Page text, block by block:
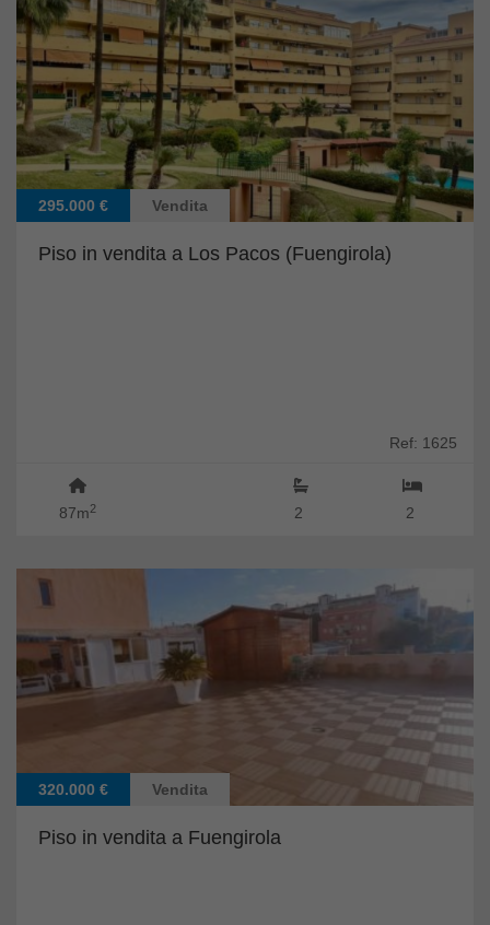
295.000 € Vendita
Piso in vendita a Los Pacos (Fuengirola)
Ref: 1625
87m2 2
2
320.000 € Vendita
Piso in vendita a Fuengirola